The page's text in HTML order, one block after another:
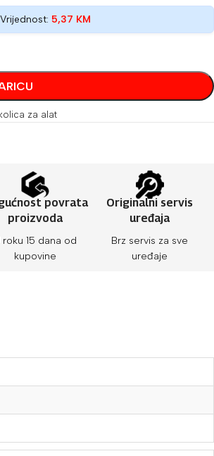
5,37 KM
za alat
povrata
proizvoda
roku 15 dana od
kupovine
Originalni servis
uređaja
Brz servis za sve
uređaje